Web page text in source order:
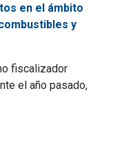
en el ámbito
y
fiscalizador
el año pasado,